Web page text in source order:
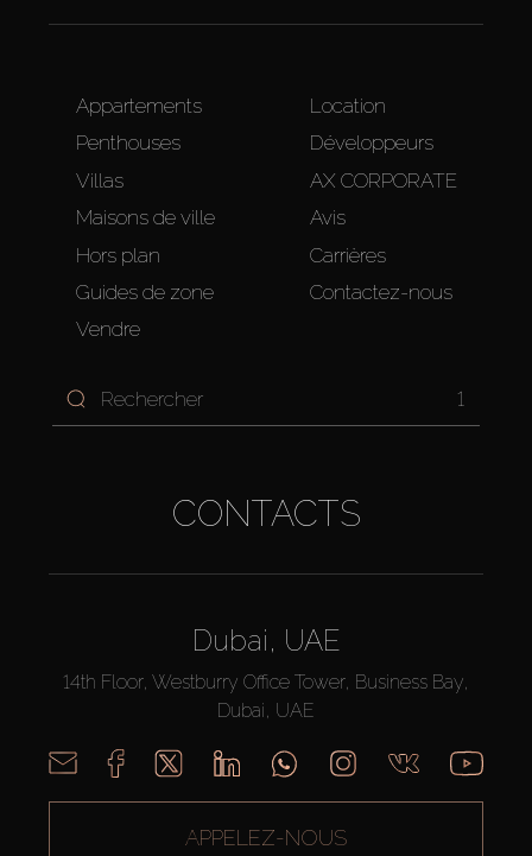
Appartements
Penthouses
Villas
Maisons de ville
Hors plan
Guides de zone
Vendre
Location
Développeurs
AX CORPORATE
Avis
Carrières
Contactez-nous
1
CONTACTS
Dubai, UAE
14th Floor, Westburry Office Tower, Business Bay,
Dubai, UAE
APPELEZ-NOUS